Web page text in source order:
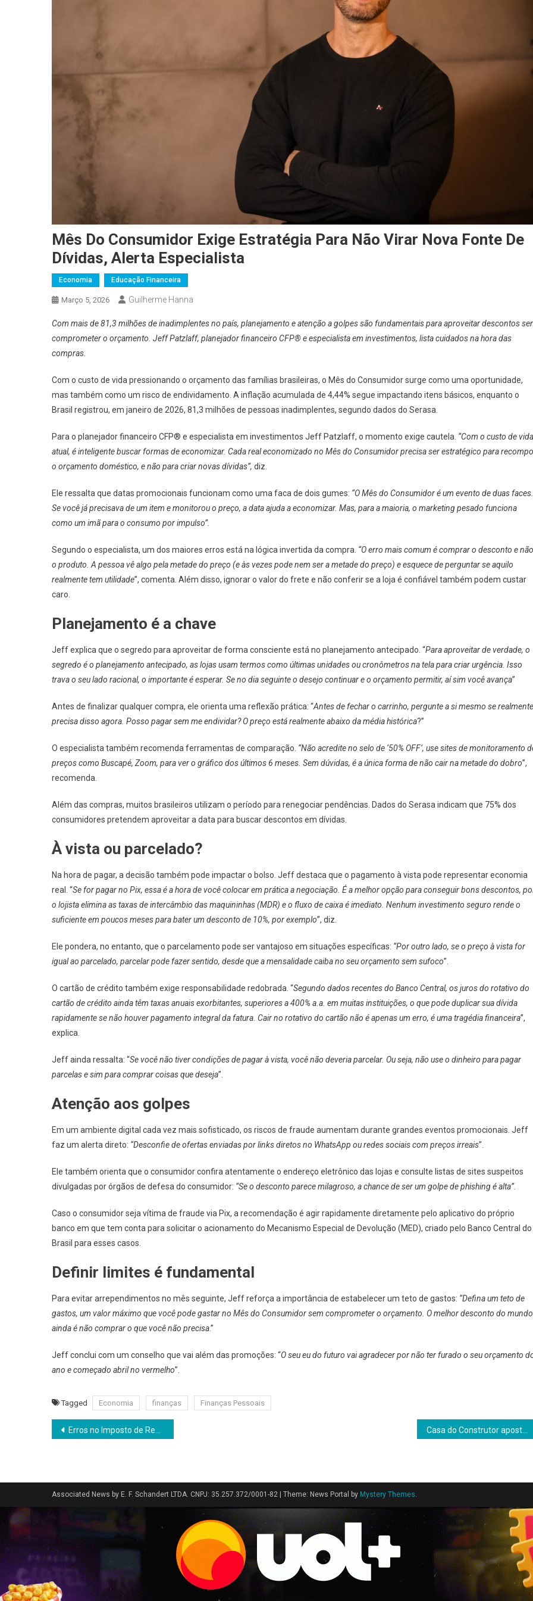
Mês Do Consumidor Exige Estratégia Para Não Virar Nova Fonte De
Dívidas, Alerta Especialista
Economia Educação Financeira
Março 5, 2026 Guilherme Hanna
Com mais de 81,3 milhões de inadimplentes no país, planejamento e atenção a golpes são fundamentais para aproveitar descontos
comprometer o orçamento. Jeff Patzlaff, planejador financeiro CFP® e especialista em investimentos, lista cuidados na hora das
compras.
Com o custo de vida pressionando o orçamento das famílias brasileiras, o Mês do Consumidor surge como uma oportunidade,
mas também como um risco de endividamento. A inflação acumulada de 4,44% segue impactando itens básicos, enquanto o
Brasil registrou, em janeiro de 2026, 81,3 milhões de pessoas inadimplentes, segundo dados do Serasa.
Para o planejador financeiro CFP® e especialista em investimentos Jeff Patzlaff, o momento exige cautela. “Com o custo de vida
atual, é inteligente buscar formas de economizar. Cada real economizado no Mês do Consumidor precisa ser estratégico para
o orçamento doméstico, e não para criar novas dívidas”, diz.
Ele ressalta que datas promocionais funcionam como uma faca de dois gumes: “O Mês do Consumidor é um evento de duas faces.
Se você já precisava de um item e monitorou o preço, a data ajuda a economizar. Mas, para a maioria, o marketing pesado funciona
como um imã para o consumo por impulso”.
Segundo o especialista, um dos maiores erros está na lógica invertida da compra. “O erro mais comum é comprar o desconto e não
o produto. A pessoa vê algo pela metade do preço (e às vezes pode nem ser a metade do preço) e esquece de perguntar se aquilo
realmente tem utilidade”, comenta. Além disso, ignorar o valor do frete e não conferir se a loja é confiável também podem custar
caro.
Planejamento é a chave
Jeff explica que o segredo para aproveitar de forma consciente está no planejamento antecipado. “Para aproveitar de verdade, o
segredo é o planejamento antecipado, as lojas usam termos como últimas unidades ou cronômetros na tela para criar urgência. Isso
trava o seu lado racional, o importante é esperar. Se no dia seguinte o desejo continuar e o orçamento permitir, aí sim você avança”
Antes de finalizar qualquer compra, ele orienta uma reflexão prática: “Antes de fechar o carrinho, pergunte a si mesmo se realmente
precisa disso agora. Posso pagar sem me endividar? O preço está realmente abaixo da média histórica?”
O especialista também recomenda ferramentas de comparação. “Não acredite no selo de ‘50% OFF’, use sites de monitoramento
preços como Buscapé, Zoom, para ver o gráfico dos últimos 6 meses. Sem dúvidas, é a única forma de não cair na metade do dobro”,
recomenda.
Além das compras, muitos brasileiros utilizam o período para renegociar pendências. Dados do Serasa indicam que 75% dos
consumidores pretendem aproveitar a data para buscar descontos em dívidas.
À vista ou parcelado?
Na hora de pagar, a decisão também pode impactar o bolso. Jeff destaca que o pagamento à vista pode representar economia
real. “Se for pagar no Pix, essa é a hora de você colocar em prática a negociação. É a melhor opção para conseguir bons descontos,
o lojista elimina as taxas de intercâmbio das maquininhas (MDR) e o fluxo de caixa é imediato. Nenhum investimento seguro rende o
suficiente em poucos meses para bater um desconto de 10%, por exemplo”, diz.
Ele pondera, no entanto, que o parcelamento pode ser vantajoso em situações específicas: “Por outro lado, se o preço à vista for
igual ao parcelado, parcelar pode fazer sentido, desde que a mensalidade caiba no seu orçamento sem sufoco”.
O cartão de crédito também exige responsabilidade redobrada. “Segundo dados recentes do Banco Central, os juros do rotativo do
cartão de crédito ainda têm taxas anuais exorbitantes, superiores a 400% a.a. em muitas instituições, o que pode duplicar sua dívida
rapidamente se não houver pagamento integral da fatura. Cair no rotativo do cartão não é apenas um erro, é uma tragédia financeira”,
explica.
Jeff ainda ressalta: “Se você não tiver condições de pagar à vista, você não deveria parcelar. Ou seja, não use o dinheiro para pagar
parcelas e sim para comprar coisas que deseja”.
Atenção aos golpes
Em um ambiente digital cada vez mais sofisticado, os riscos de fraude aumentam durante grandes eventos promocionais. Jeff
faz um alerta direto: “Desconfie de ofertas enviadas por links diretos no WhatsApp ou redes sociais com preços irreais”.
Ele também orienta que o consumidor confira atentamente o endereço eletrônico das lojas e consulte listas de sites suspeitos
divulgadas por órgãos de defesa do consumidor: “Se o desconto parece milagroso, a chance de ser um golpe de phishing é alta”.
Caso o consumidor seja vítima de fraude via Pix, a recomendação é agir rapidamente diretamente pelo aplicativo do próprio
banco em que tem conta para solicitar o acionamento do Mecanismo Especial de Devolução (MED), criado pelo Banco Central do
Brasil para esses casos.
Definir limites é fundamental
Para evitar arrependimentos no mês seguinte, Jeff reforça a importância de estabelecer um teto de gastos: “Defina um teto de
gastos, um valor máximo que você pode gastar no Mês do Consumidor sem comprometer o orçamento. O melhor desconto do mundo
ainda é não comprar o que você não precisa.”
Jeff conclui com um conselho que vai além das promoções: “O seu eu do futuro vai agradecer por não ter furado o seu orçamento
ano e começado abril no vermelho”.
Tagged Economia finanças Finanças Pessoais
Navegação
Post
Erros no Imposto de Renda: quais são os mais comuns? Casa do Construtor aposta na repetição para disputar a memória do consumidor em 2026
Associated News by E. F. Schandert LTDA. CNPJ: 35.257.372/0001-82 Theme: News Portal by Mystery Themes.